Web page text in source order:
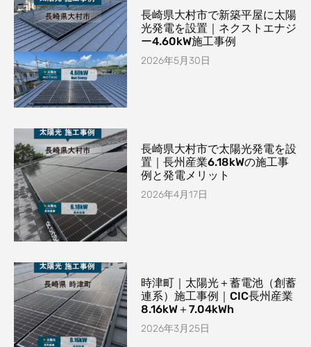
長崎県大村市で新築平屋に太陽
光発電を設置｜ネクストエナジ
ー4.60kW施工事例
2026年5月30日
長崎県大村市で太陽光発電を設
置｜長州産業6.18kWの施工事
例と発電メリット
2026年4月17日
時津町｜太陽光＋蓄電池（創蓄
連系）施工事例｜CIC長州産業
8.16kW＋7.04kWh
2026年3月25日